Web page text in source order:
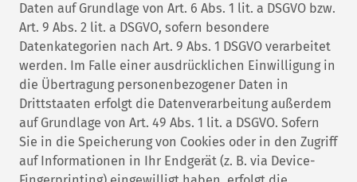
Daten auf Grundlage von Art. 6 Abs. 1 lit. a DSGVO bzw.
Art. 9 Abs. 2 lit. a DSGVO, sofern besondere
Datenkategorien nach Art. 9 Abs. 1 DSGVO verarbeitet
werden. Im Falle einer ausdrücklichen Einwilligung in
die Übertragung personenbezogener Daten in
Drittstaaten erfolgt die Datenverarbeitung außerdem
auf Grundlage von Art. 49 Abs. 1 lit. a DSGVO. Sofern
Sie in die Speicherung von Cookies oder in den Zugriff
auf Informationen in Ihr Endgerät (z. B. via Device-